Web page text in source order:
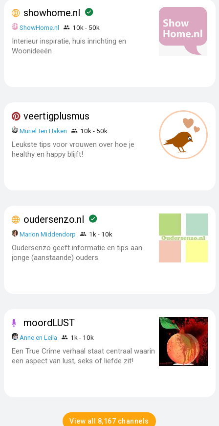
showhome.nl
ShowHome.nl 10k - 50k
Interieur inspiratie, huis inrichting en
Woonideeën
veertigplusmus
Muriel ten Haken 10k - 50k
Leukste tips voor vrouwen over hoe je
healthy en happy blijft!
oudersenzo.nl
Marion Middendorp 1k - 10k
Oudersenzo geeft informatie en tips aan
jonge (aanstaande) ouders.
moordLUST
Anne en Leila 1k - 10k
Een True Crime verhaal staat centraal waarin
een aspect van lust, seks of liefde zit!
View all 8,167 channels